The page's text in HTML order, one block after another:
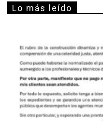
Lo más leído